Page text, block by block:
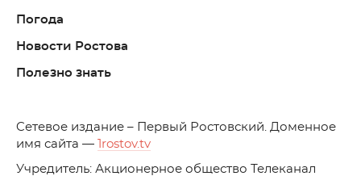
Погода
Новости Ростова
Полезно знать
Cетевое издание – Первый Ростовский. Доменное
имя сайта —
1rostov.tv
Учредитель: Акционерное общество Телеканал